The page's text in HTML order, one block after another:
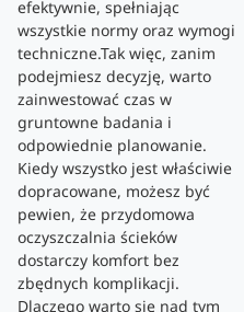
efektywnie, spełniając
wszystkie normy oraz wymogi
techniczne.Tak więc, zanim
podejmiesz decyzję, warto
zainwestować czas w
gruntowne badania i
odpowiednie planowanie.
Kiedy wszystko jest właściwie
dopracowane, możesz być
pewien, że przydomowa
oczyszczalnia ścieków
dostarczy komfort bez
zbędnych komplikacji.
Dlaczego warto się nad tym